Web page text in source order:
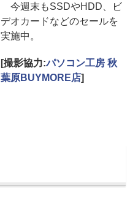
今週末もSSDやHDD、ビ
デオカードなどのセールを
実施中。
[撮影協力:パソコン工房 秋
葉原BUYMORE店]